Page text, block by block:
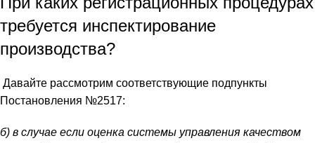
требуется инспектирование
производства?
Давайте рассмотрим соответствующие подпункты
Постановления №2517:
б) в случае если оценка системы управления качеством